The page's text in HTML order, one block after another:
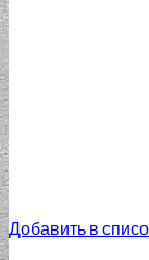
Добавить в